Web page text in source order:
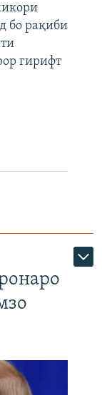
360p
480pбо рақиби
гирифт